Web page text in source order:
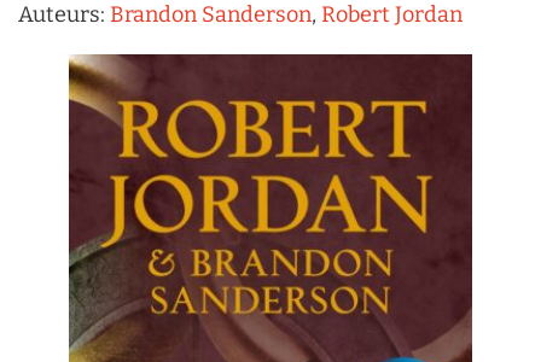
Auteurs: Brandon Sanderson, Robert Jordan